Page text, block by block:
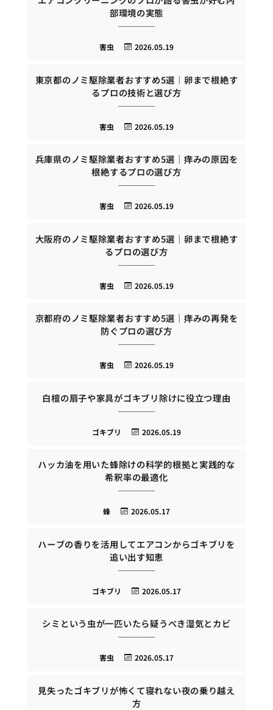
部環境の実態
2026.05.19
害虫
東京都のノミ駆除業者おすすめ5選｜卵まで根絶す
るプロの技術と選び方
2026.05.19
害虫
兵庫県のノミ駆除業者おすすめ5選｜痒みの原因を
根絶するプロの選び方
2026.05.19
害虫
大阪府のノミ駆除業者おすすめ5選｜卵まで根絶す
るプロの選び方
2026.05.19
害虫
京都府のノミ駆除業者おすすめ5選｜痒みの再発を
防ぐプロの選び方
2026.05.19
害虫
白檀の扇子や家具がゴキブリ除けに役立つ理由
2026.05.19
ゴキブリ
ハッカ油を用いた蜂除けの科学的根拠と実践的な
希釈率の最適化
2026.05.17
蜂
ハーブの香りを活用してエアコンからゴキブリを
追い出す知恵
2026.05.17
ゴキブリ
シミという虫が一匹いたら疑うべき湿気とカビ
2026.05.17
害虫
見失ったゴキブリが怖くて寝れない夜の乗り越え
方